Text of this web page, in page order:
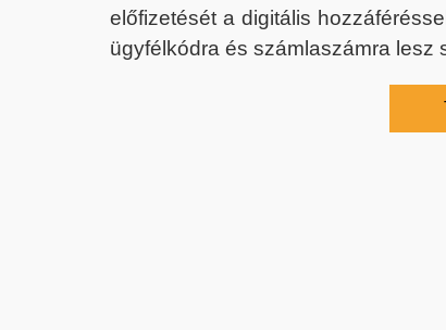
előfizetését a digitális
ügyfélkódra és számlaszámra lesz